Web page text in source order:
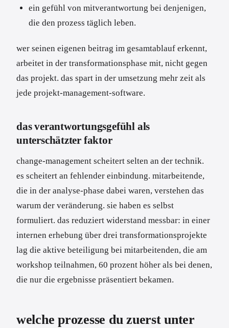
ein gefühl von mitverantwortung bei denjenigen,
die den prozess täglich leben.
wer seinen eigenen beitrag im gesamtablauf erkennt,
arbeitet in der transformationsphase mit, nicht gegen
das projekt. das spart in der umsetzung mehr zeit als
jede projekt-management-software.
das verantwortungsgefühl als
unterschätzter faktor
change-management scheitert selten an der technik.
es scheitert an fehlender einbindung. mitarbeitende,
die in der analyse-phase dabei waren, verstehen das
warum der veränderung. sie haben es selbst
formuliert. das reduziert widerstand messbar: in einer
internen erhebung über drei transformationsprojekte
lag die aktive beteiligung bei mitarbeitenden, die am
workshop teilnahmen, 60 prozent höher als bei denen,
die nur die ergebnisse präsentiert bekamen.
welche prozesse du zuerst unter